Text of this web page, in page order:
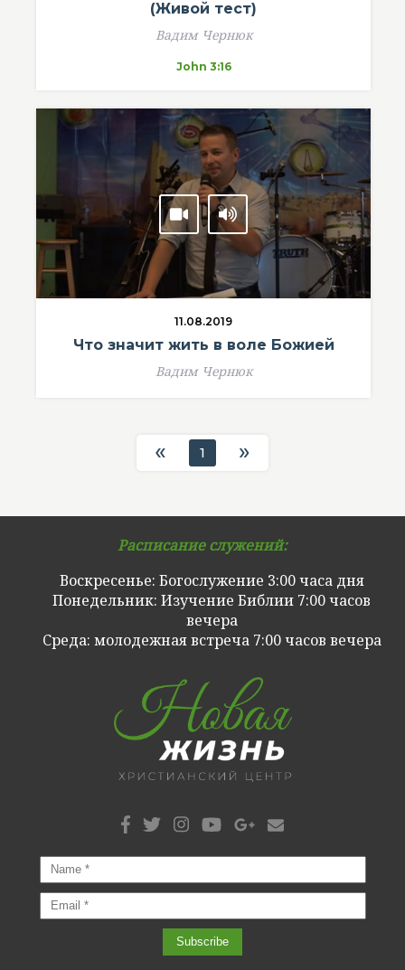
(Живой тест)
Вадим Чернюк
John 3:16
11.08.2019
Что значит жить в воле Божией
Вадим Чернюк
« 1 »
Расписание служений:
Воскресенье: Богослужение 3:00 часа дня
Понедельник: Изучение Библии 7:00 часов
вечера
Cреда: молодежная встреча 7:00 часов вечера